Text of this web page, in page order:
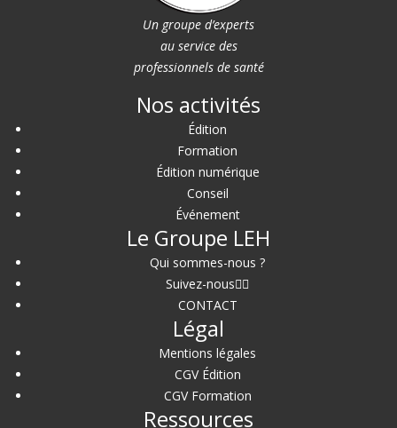
Un groupe d’experts
au service des
professionnels de santé
Nos activités
Édition
Formation
Édition numérique
Conseil
Événement
Le Groupe LEH
Qui sommes-nous ?
Suivez-nous
CONTACT
Légal
Mentions légales
CGV Édition
CGV Formation
Ressources